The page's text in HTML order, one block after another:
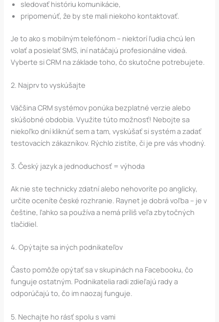
sledovať históriu komunikácie,
pripomenúť, že by ste mali niekoho kontaktovať.
Je to ako s mobilným telefónom – niektorí ľudia chcú len
volať a posielať SMS, iní natáčajú profesionálne videá.
Vyberte si CRM na základe toho, čo skutočne potrebujete.
2. Najprv to vyskúšajte
Väčšina CRM systémov ponúka bezplatné verzie alebo
skúšobné obdobia. Využite túto možnosť! Nebojte sa
niekoľko dní kliknúť sem a tam, vyskúšať si systém a zadať
testovacích zákazníkov. Rýchlo zistíte, či je pre vás vhodný.
3. Český jazyk a jednoduchosť = výhoda
Ak nie ste technicky zdatní alebo nehovoríte po anglicky,
určite oceníte české rozhranie. Raynet je dobrá voľba – je v
češtine, ľahko sa používa a nemá príliš veľa zbytočných
tlačidiel.
4. Opýtajte sa iných podnikateľov
Často pomôže opýtať sa v skupinách na Facebooku, čo
funguje ostatným. Podnikatelia radi zdieľajú rady a
odporúčajú to, čo im naozaj funguje.
5. Nechajte ho rásť spolu s vami